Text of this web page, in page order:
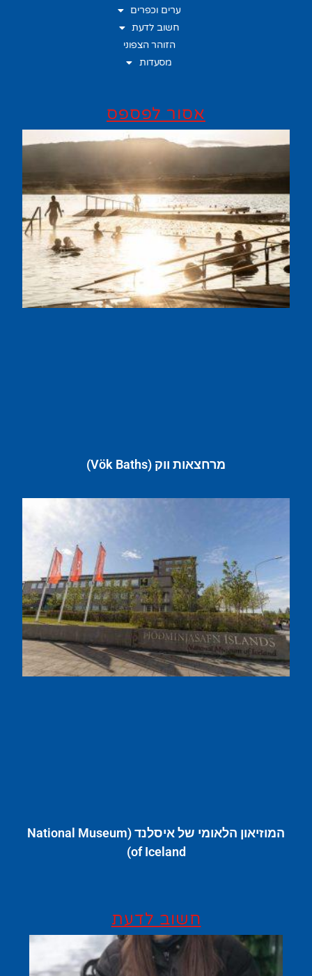
ערים וכפרים
חשוב לדעת
הזוהר הצפוני
מסעדות
אסור לפספס
מרחצאות ווק (Vök Baths)
המוזיאון הלאומי של איסלנד (National Museum
of Iceland)
חשוב לדעת